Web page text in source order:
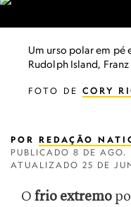
Um urso polar em pé
Rudolph Island, Franz
FOTO DE CORY
POR REDAÇÃO
PUBLICADO 8 DE AGO.
ATUALIZADO 25 DE
O frio extremo